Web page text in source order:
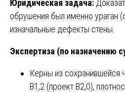
Юридическая задача:
обрушения был именно ураган
изначальные дефекты стены.
Экспертиза (по назначению
Керны из сохранившейся
B1,2 (проект B2,0),